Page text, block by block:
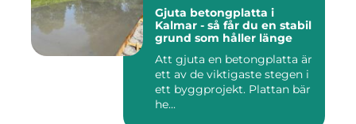
Gjuta betongplatta i
Kalmar - så får du en stabil
grund som håller länge
Att gjuta en betongplatta är
ett av de viktigaste stegen i
ett byggprojekt. Plattan bär
he...